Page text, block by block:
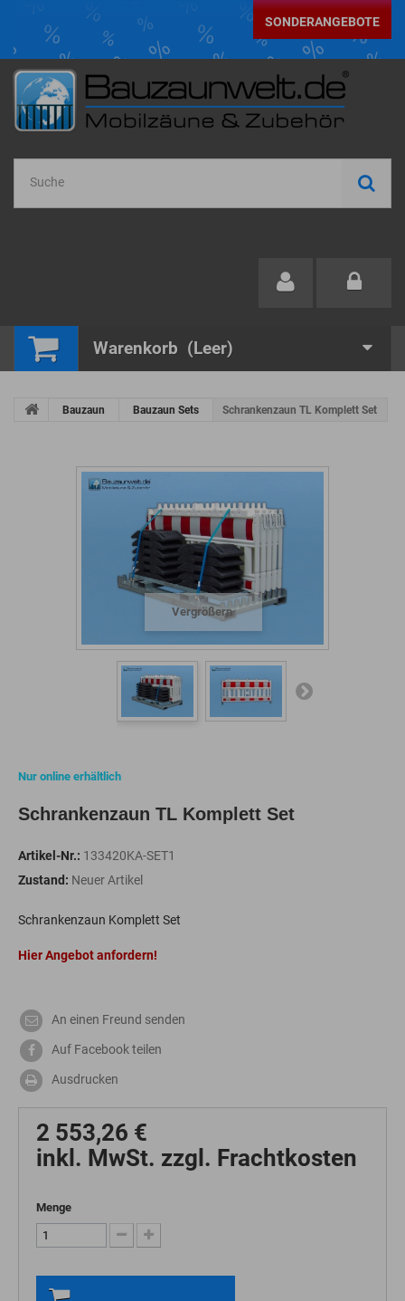
SONDERANGEBOTE
Warenkorb (Leer)
Bauzaun Bauzaun Sets Schrankenzaun TL Komplett Set
Vergrößern
Nur online erhältlich
Schrankenzaun TL Komplett Set
Artikel-Nr.: 133420KA-SET1
Zustand: Neuer Artikel
Schrankenzaun Komplett Set
Hier Angebot anfordern!
An einen Freund senden
Auf Facebook teilen
Ausdrucken
2 553,26 €
inkl. MwSt. zzgl. Frachtkosten
Menge